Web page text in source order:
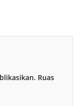
Ruas